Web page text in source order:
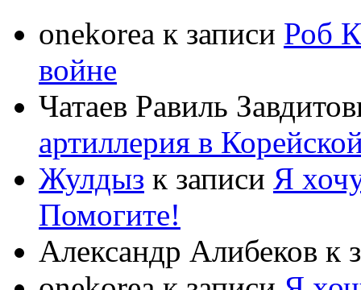
onekorea к записи Роб
войне
Чатаев Равиль
артиллерия в
Жулдыз к записи Я
Помогите!
Александр Алибеков к